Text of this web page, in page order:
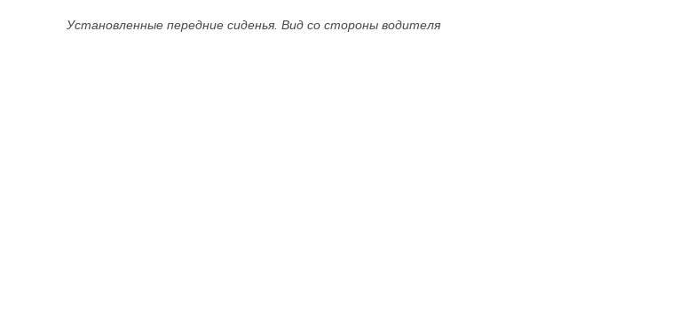
Установленные передние сиденья. Вид со стороны водителя